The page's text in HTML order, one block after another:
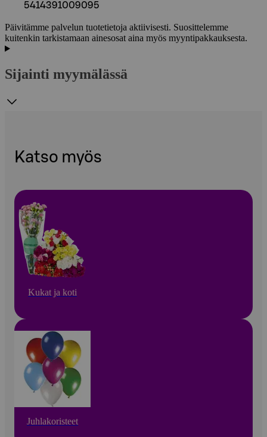
5414391009095
Päivitämme palvelun tuotetietoja aktiivisesti. Suosittelemme
kuitenkin tarkistamaan ainesosat aina myös myyntipakkauksesta.
Sijainti myymälässä
Katso myös
Kukat ja koti
Juhlakoristeet